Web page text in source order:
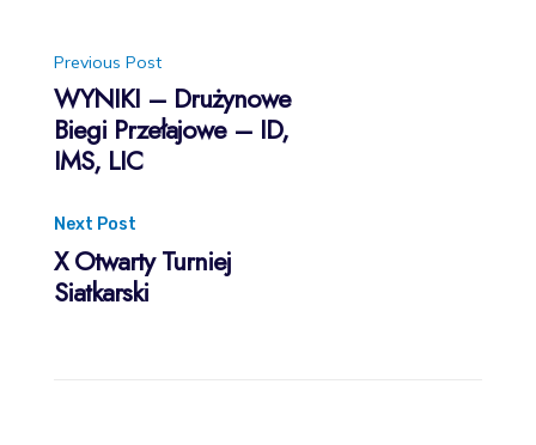
Post
navigation
Previous Post
WYNIKI – Drużynowe
Biegi Przełajowe – ID,
IMS, LIC
Next Post
X Otwarty Turniej
Siatkarski